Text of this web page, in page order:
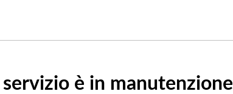
servizio è in manutenzione